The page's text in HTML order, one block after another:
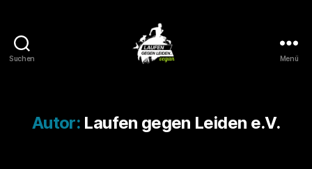
Suchen Menü
Autor: Laufen gegen Leiden e.V.